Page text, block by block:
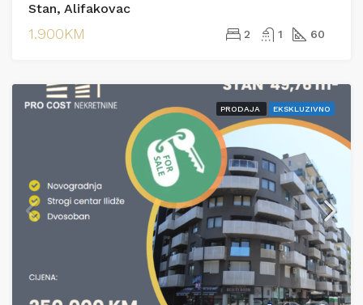
Stan, Alifakovac
1.900KM 2 1 60
PRODAJA EKSKLUZIVNO